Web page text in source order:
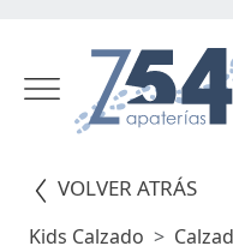
VOLVER ATRÁS
Kids Calzado